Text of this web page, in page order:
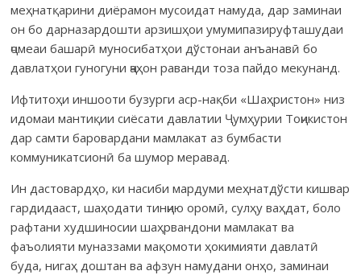
меҳнатқарини диёрамон мусоидат намуда, дар заминаи
он бо дарназардошти арзишҳои умумипазируфташудаи
ҷомеаи башарӣ муносибатҳои дўстонаи анъанавӣ бо
давлатҳои гуногуни ҷаҳон раванди тоза пайдо мекунанд.
Ифтитоҳи иншооти бузурги аср-нақби «Шаҳристон» низ
идомаи мантиқии сиёсати давлатии Ҷумҳурии Тоҷикистон
дар самти баровардани мамлакат аз бумбасти
коммуникатсионӣ ба шумор меравад.
Ин дастовардҳо, ки насиби мардуми меҳнатдўсти кишвар
гардидааст, шаҳодати тинҷию оромӣ, сулҳу ваҳдат, боло
рафтани худшиносии шаҳрвандони мамлакат ва
фаъолияти муназзами мақомоти ҳокимияти давлатӣ
буда, нигаҳ доштан ва афзун намудани онҳо, заминаи